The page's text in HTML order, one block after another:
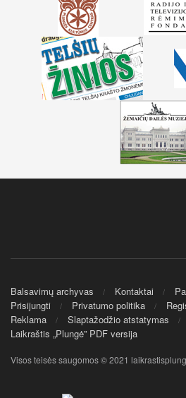
Balsavimų archyvas Kontaktai
Prisijungti
Privatumo politika
Reklama
Slaptažodžio atstatymas
Laikraštis „Plungė” PDF versija
Visos teisės saugomos © 2021